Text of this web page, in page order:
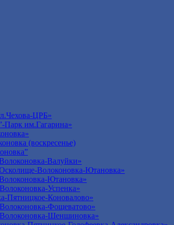
ЦРБ»
им.Гагарина»
(воскресенье)
Валуйки»
Волоконовка-Ютановка»
Ютановка»
Успенка»
Пятницкое-Коновалово»
Фощеватово»
Шеншиновка»